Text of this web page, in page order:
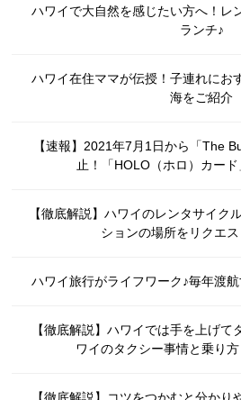
ハワイで大自然を感じたい方へ！レ
ランチ♪
ハワイ在住ママが伝授！子連れにお
海をご紹介
【速報】2021年7月1日から「The
止！「HOLO（ホロ）カー
【徹底解説】ハワイのレンタサイク
ションの場所をリクエ
ハワイ旅行がライフワーク♪毎年渡
【徹底解説】ハワイでは手を上げて
ワイのタクシー事情と乗り